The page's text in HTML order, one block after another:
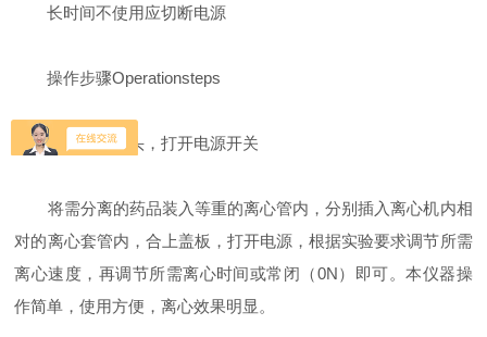
长时间不使用应切断电源
操作步骤Operationsteps
插上电源插头，打开电源开关
将需分离的药品装入等重的离心管内，分别插入离心机内相
对的离心套管内，合上盖板，打开电源，根据实验要求调节所需
离心速度，再调节所需离心时间或常闭（0N）即可。本仪器操
作简单，使用方便，离心效果明显。